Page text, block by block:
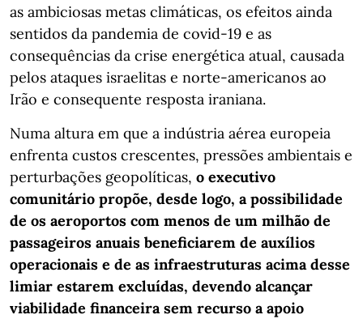
as ambiciosas metas climáticas, os efeitos ainda
sentidos da pandemia de covid-19 e as
consequências da crise energética atual, causada
pelos ataques israelitas e norte-americanos ao
Irão e consequente resposta iraniana.
Numa altura em que a indústria aérea europeia
enfrenta custos crescentes, pressões ambientais e
perturbações geopolíticas, o executivo
comunitário propõe, desde logo, a possibilidade
de os aeroportos com menos de um milhão de
passageiros anuais beneficiarem de auxílios
operacionais e de as infraestruturas acima desse
limiar estarem excluídas, devendo alcançar
viabilidade financeira sem recurso a apoio